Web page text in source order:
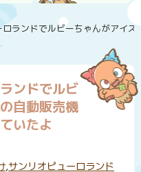
ランドでルビーちゃんがアイ
ンドでルビ
自動販売機
いたよ
ー:
,サンリオピューロランド